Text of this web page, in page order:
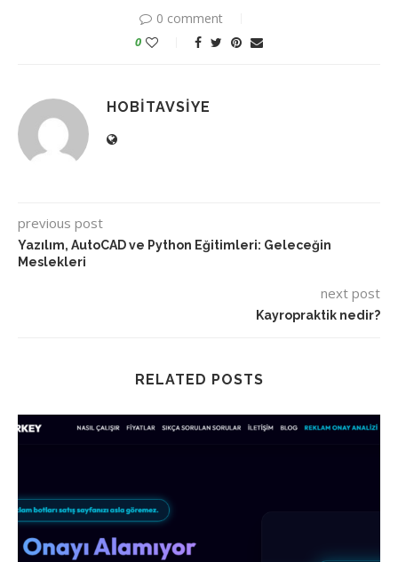
0 comment
0
HOBITAVSIYE
previous post
Yazılım, AutoCAD ve Python Eğitimleri: Geleceğin
Meslekleri
next post
Kayropraktik nedir?
RELATED POSTS